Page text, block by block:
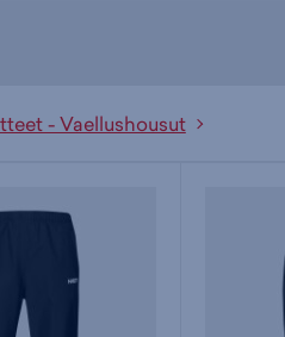
- Vaellushousut